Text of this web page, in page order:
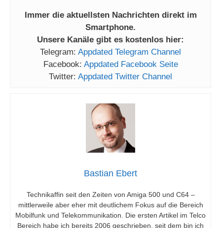
Immer die aktuellsten Nachrichten direkt im
Smartphone.
Unsere Kanäle gibt es kostenlos hier:
Telegram: Appdated Telegram Channel
Facebook: Appdated Facebook Seite
Twitter: Appdated Twitter Channel
Bastian Ebert
Technikaffin seit den Zeiten von Amiga 500 und C64 –
mittlerweile aber eher mit deutlichem Fokus auf die Bereich
Mobilfunk und Telekommunikation. Die ersten Artikel im Telco
Bereich habe ich bereits 2006 geschrieben, seit dem bin ich